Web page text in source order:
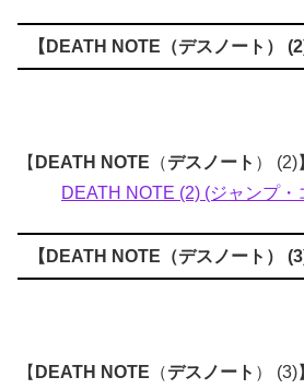
【 DEATH NOTE （デスノート ）
【 DEATH NOTE （デスノート ） (2)
DEATH NOTE (2) (ジャンプ・
【 DEATH NOTE （デスノート ）
【 DEATH NOTE （デスノート ） (3)